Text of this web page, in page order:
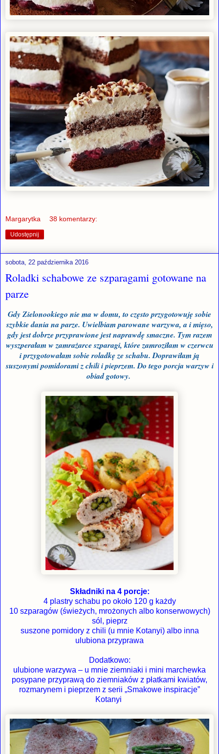
Margarytka 38 komentarzy:
Udostępnij
sobota, 22 października 2016
Roladki schabowe ze szparagami gotowane na
parze
Gdy Zielonookiego nie ma w domu, to często przygotowuję sobie
szybkie dania na parze. Uwielbiam parowane warzywa, a i mięso,
gdy jest dobrze przyprawione jest naprawdę smaczne. Tym razem
wyszperałam w zamrażarce szparagi, które zamroziłam w czerwcu
i przygotowałam sobie roladkę ze schabu. Doprawiłam ją
suszonymi pomidorami z chili i pieprzem. Do tego porcja warzyw i
obiad gotowy.
Składniki na 4 porcje:
4 plastry schabu po około 120 g każdy
10 szparagów (świeżych, mrożonych albo konserwowych)
sól, pieprz
suszone pomidory z chili (u mnie Kotanyi) albo inna
ulubiona przyprawa
Dodatkowo:
ulubione warzywa – u mnie ziemniaki i mini marchewka
posypane przyprawą do ziemniaków z płatkami kwiatów,
rozmarynem i pieprzem z serii „Smakowe inspiracje”
Kotanyi